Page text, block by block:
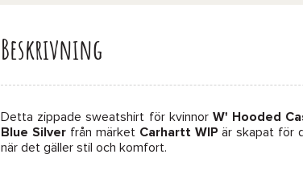
Beskrivning
Detta zippade sweatshirt för kvinnor W' Hooded
Blue Silverfrån märket Carhartt WIP är skapat för
när det gäller stil och komfort.